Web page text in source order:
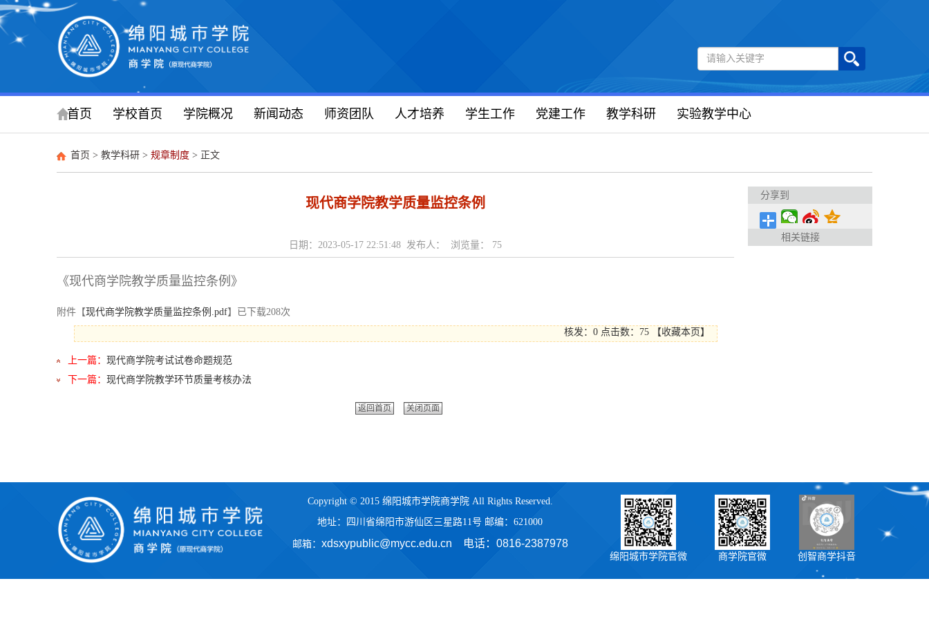
首页 学校首页 学院概况 新闻动态 师资团队 人才培养 学生工作 党建工作 教学科研 实验教学中心
首页 > 教学科研 > 规章制度 > 正文
现代商学院教学质量监控条例
日期：2023-05-17 22:51:48 发布人： 浏览量： 75
《现代商学院教学质量监控条例》
附件【现代商学院教学质量监控条例.pdf】已下载208次
核发：0 点击数： 75 【收藏本页 】
上一篇： 现代商学院考试试卷命题规范
下一篇： 现代商学院教学环节质量考核办法
返回首页 关闭页面
分享到
相关链接
Copyright © 2015 绵阳城市学院商学院 All Rights Reserved.
地址：四川省绵阳市游仙区三星路11号 邮编：621000
邮箱： xdsxypublic@mycc.edu.cn 电话： 0816-2387978
绵阳城市学院官微 商学院官微 创智商学抖音